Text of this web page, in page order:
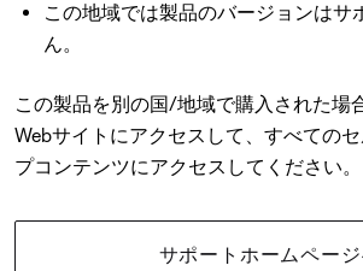
この地域では製品のバージョンはサ
ん。
この製品を別の国/地域で購入された場
Webサイトにアクセスして、すべての
プコンテンツにアクセスしてください。
サポートホームペー